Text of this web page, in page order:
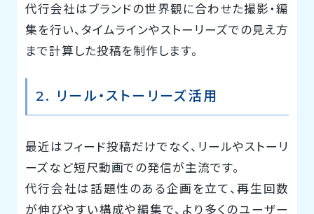
代行会社はブランドの世界観に合わせた撮影・編
集を行い、タイムラインやストーリーズでの見え方
まで計算した投稿を制作します。
2. リール・ストーリーズ活用
最近はフィード投稿だけでなく、リールやストーリ
ーズなど短尺動画での発信が主流です。
代行会社は話題性のある企画を立て、再生回数
が伸びやすい構成や編集で、より多くのユーザー